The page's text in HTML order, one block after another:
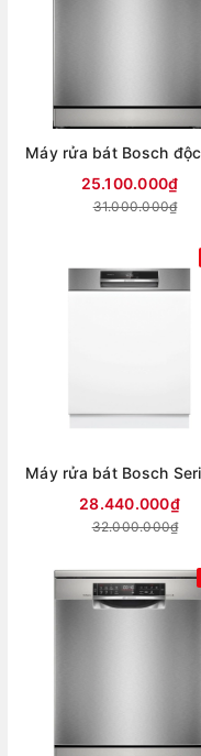
25.100.000₫
31.000.000₫
28.440.000₫
32.000.000₫